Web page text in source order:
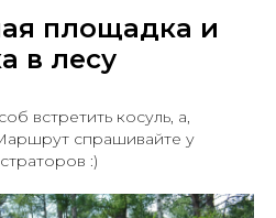
площадка и
в лесу
встретить косуль, а,
спрашивайте у
:)